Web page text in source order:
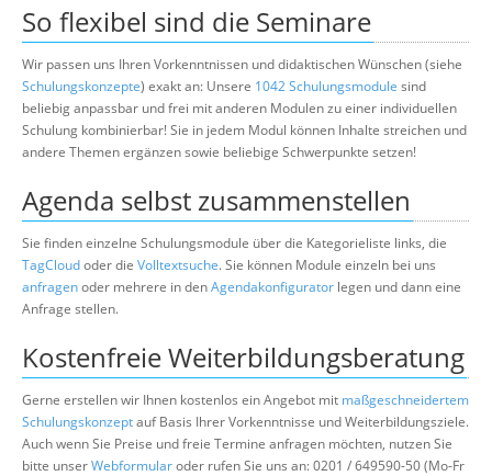
So flexibel sind die Seminare
Wir passen uns Ihren Vorkenntnissen und didaktischen Wünschen (siehe
Schulungskonzepte) exakt an: Unsere 1042 Schulungsmodule sind
beliebig anpassbar und frei mit anderen Modulen zu einer individuellen
Schulung kombinierbar! Sie in jedem Modul können Inhalte streichen und
andere Themen ergänzen sowie beliebige Schwerpunkte setzen!
Agenda selbst zusammenstellen
Sie finden einzelne Schulungsmodule über die Kategorieliste links, die
TagCloudoder die Volltextsuche. Sie können Module einzeln bei uns
anfragenoder mehrere in denAgendakonfigurator legen und dann eine
Anfrage stellen.
Kostenfreie Weiterbildungsberatung
Gerne erstellen wir Ihnen kostenlos ein Angebot mit maßgeschneidertem
Schulungskonzeptauf Basis Ihrer Vorkenntnisse und Weiterbildungsziele.
Auch wenn Sie Preise und freie Termine anfragen möchten, nutzen Sie
bitte unserWebformularoder rufen Sie uns an: 0201 / 649590-50 (Mo-Fr